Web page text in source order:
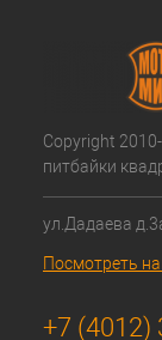
Copyright
питбайки
ул.Дадаева
Посмотреть на
+7 (4012)